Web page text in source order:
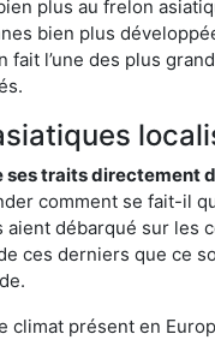
plus au frelon
bien plus
fait l’une des plus
ses traits directement
comment se fait-il
débarqué sur
ces derniers que ce
présent en